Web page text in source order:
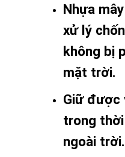
Nhựa
xử lý
không bị
mặt trời.
Giữ được
trong
ngoài trời.